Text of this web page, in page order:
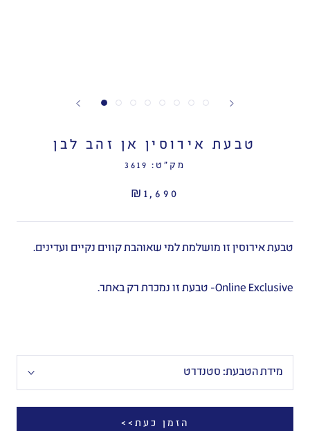
טבעת אירוסין אן זהב לבן
מק"ט: 3619
₪1,690
טבעת אירוסין זו מושלמת למי שאוהבת קווים נקיים ועדינים.
Online Exclusive- טבעת זו נמכרת רק באתר.
מידת הטבעת: סטנדרט
הזמן כעת>>